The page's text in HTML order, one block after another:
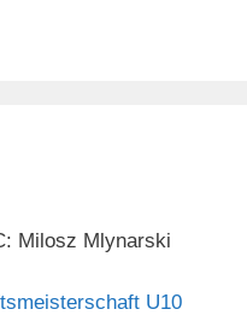
Milosz Mlynarski
U10